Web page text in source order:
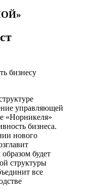
управляющей
«Норникеля»
бизнеса.
нового
будет
структуры
все